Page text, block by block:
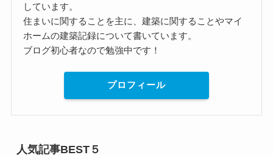
しています。
住まいに関することを主に、建築に関することやマイ
ホームの建築記録について書いています。
ブログ初心者なので勉強中です！
プロフィール
人気記事BEST５